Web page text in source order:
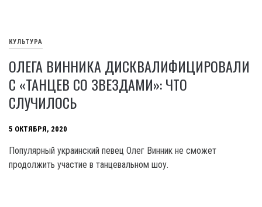
КУЛЬТУРА
ОЛЕГА ВИННИКА ДИСКВАЛИФИЦИРОВАЛИ
С «ТАНЦЕВ СО ЗВЕЗДАМИ»: ЧТО
СЛУЧИЛОСЬ
5 ОКТЯБРЯ, 2020
Популярный украинский певец Олег Винник не сможет
продолжить участие в танцевальном шоу.